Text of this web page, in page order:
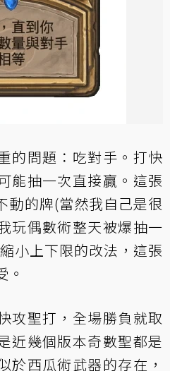
的問題：吃對手。打快
能抽一次直接贏。這張
動的牌(當然我自己是很
玩偶數術整天被爆抽一
小上下限的改法，這張
。
攻聖打，全場勝負就取
近幾個版本奇數聖都是
於西瓜術武器的存在，